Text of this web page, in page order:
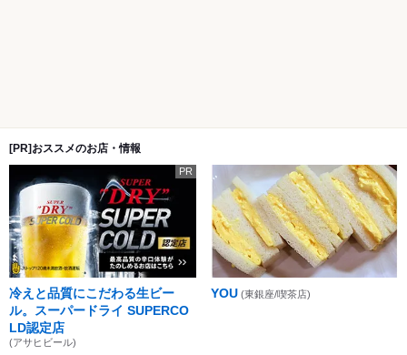
[PR]おススメのお店・情報
PR
冷えと品質にこだわる生ビー
ル。スーパードライ SUPERCO
LD認定店
(アサヒビール)
YOU (東銀座/喫茶店)